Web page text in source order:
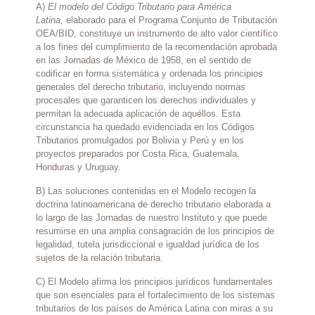
A) El modelo del Código Tributario para América
Latina, elaborado para el Programa Conjunto de Tributación
OEA/BID, constituye un instrumento de alto valor científico
a los fines del cumplimiento de la recomendación aprobada
en las Jornadas de México de 1958, en el sentido de
codificar en forma sistemática y ordenada los principios
generales del derecho tributario, incluyendo normas
procesales que garanticen los derechos individuales y
permitan la adecuada aplicación de aquéllos. Esta
circunstancia ha quedado evidenciada en los Códigos
Tributarios promulgados por Bolivia y Perú y en los
proyectos preparados por Costa Rica, Guatemala,
Honduras y Uruguay.
B) Las soluciones contenidas en el Modelo recogen la
doctrina latinoamericana de derecho tributario elaborada a
lo largo de las Jornadas de nuestro Instituto y que puede
resumirse en una amplia consagración de los principios de
legalidad, tutela jurisdiccional e igualdad jurídica de los
sujetos de la relación tributaria.
C) El Modelo afirma los principios jurídicos fundamentales
que son esenciales para el fortalecimiento de los sistemas
tributarios de los países de América Latina con miras a su